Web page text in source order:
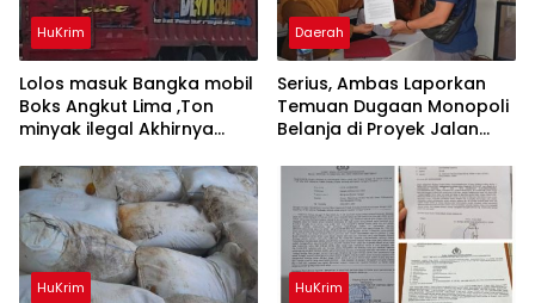
HuKrim
Lolos masuk Bangka mobil
Boks Angkut Lima ,Ton
minyak ilegal Akhirnya
Daerah
Serius, Ambas Laporkan
‎Temuan Dugaan Monopoli
Belanja di Proyek Jalan
HuKrim HuKrim